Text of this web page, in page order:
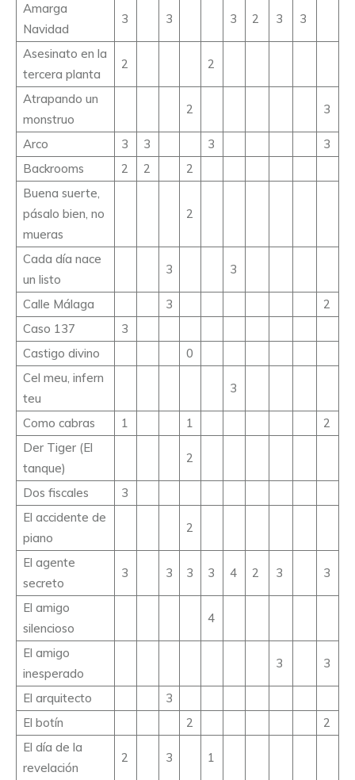
Amarga
Navidad
3 3 3 2 3 3
Asesinato en la
tercera planta
2 2
Atrapando un
monstruo
2 3
Arco 3 3 3
3
Backrooms
2 2
2
Buena suerte,
pásalo bien, no
mueras
2
Cada día nace
un listo
3 3
Calle Málaga 3
2
Caso 137
3
Castigo divino
0
Cel meu, infern
teu
3
Como cabras 1 1
2
Der Tiger (El
tanque)
2
Dos fiscales
3
El accidente de
piano
2
El agente
secreto
3 3 3 3 4 2 3 3
El amigo
silencioso
4
El amigo
inesperado
3 3
El arquitecto
3
El botín
2
2
El día de la
revelación
2 3 1